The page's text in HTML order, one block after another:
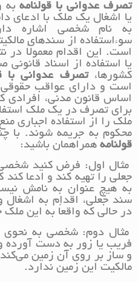
تصرف عدوانی با قولنامهبه
یا اشغال یک ملک با ادعای
به نام شخصی اشاره
سوءاستفاده از سند‌های
است. این اقدام معمولاً در
یا استفاده از اسناد
کشورها،تصرف عدوانی با
است و دارای عواقب
اساس قانون مدنی، افرادی
برای تصرف در یک ملک
ملک را از استفاده اجباری
محکوم به جریمه شوند. با
قولنامه همراهمان باشید:
مثال اول: فرض کنید شخصی
جعلی را تهیه کند و ادعا
به هیچ عنوان به نامش
سند جعلی، اقدام به اشغال
در حالی که واقعاً به این
مثال دوم: شخصی به نحوی
فریب یا زور به دست آورده
و ساز بر روی آن زمین
مالکیت این زمین ندارد.